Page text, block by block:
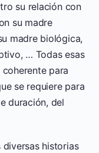
su relación con
su madre
madre biológica,
… Todas esas
para
se requiere para
duración, del
diversas historias